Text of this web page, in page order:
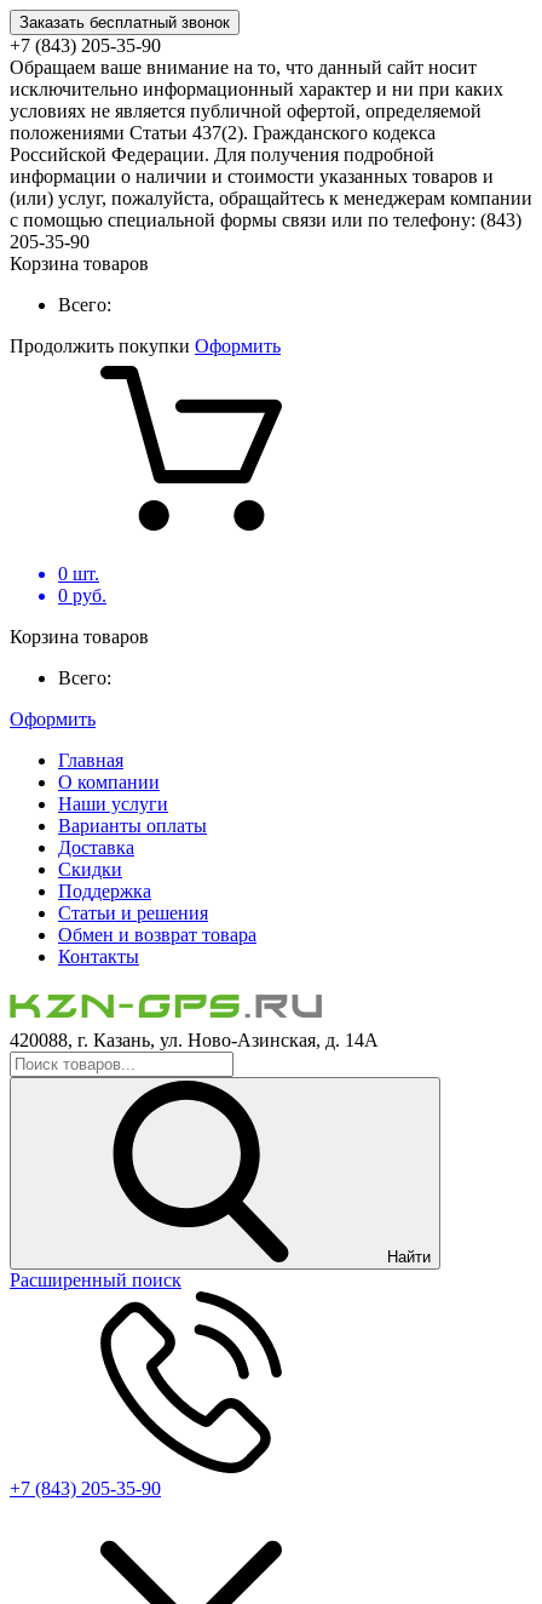
Заказать бесплатный звонок
+7 (843) 205-35-90
Обращаем ваше внимание на то, что данный сайт носит
исключительно информационный характер и ни при каких
условиях не является публичной офертой, определяемой
положениями Статьи 437(2). Гражданского кодекса
Российской Федерации. Для получения подробной
информации о наличии и стоимости указанных товаров и
(или) услуг, пожалуйста, обращайтесь к менеджерам компании
с помощью специальной формы связи или по телефону: (843)
205-35-90
Корзина товаров
Всего:
Продолжить покупки Оформить
0 шт.
0 руб.
Корзина товаров
Всего:
Оформить
Главная
О компании
Наши услуги
Варианты оплаты
Доставка
Скидки
Поддержка
Статьи и решения
Обмен и возврат товара
Контакты
420088, г. Казань, ул. Ново-Азинская, д. 14А
Найти
Расширенный поиск
+7 (843) 205-35-90